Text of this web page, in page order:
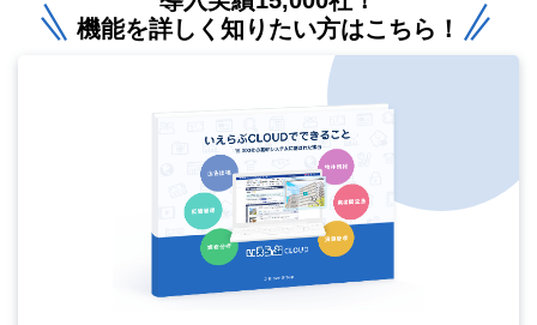
機能を詳しく知りたい方はこちら！